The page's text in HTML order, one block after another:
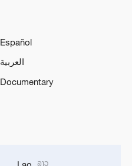
Español
العربية
Documentary
ລາວ